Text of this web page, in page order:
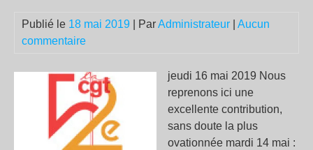
Publié le 18 mai 2019 | ParAdministrateur
Aucun
commentaire
jeudi 16 mai 2019 Nous
reprenons ici une
excellente contribution,
sans doute la plus
ovationnée mardi 14 mai :